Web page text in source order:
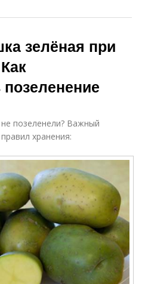
зелёная при
позеленели? Важный
хранения: